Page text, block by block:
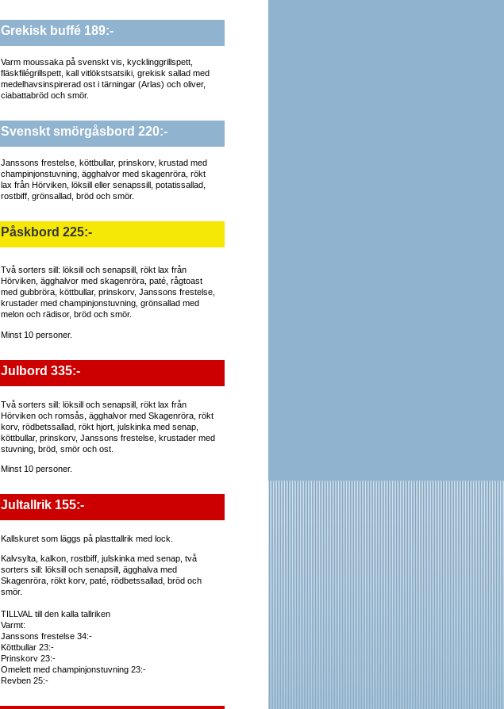
Grekisk buffé 189:-
Varm moussaka på svenskt vis, kycklinggrillspett,
fläskfilégrillspett, kall vitlökstsatsiki, grekisk sallad med
medelhavsinspirerad ost i tärningar (Arlas) och oliver,
ciabattabröd och smör.
Svenskt smörgåsbord 220:-
Janssons frestelse, köttbullar, prinskorv, krustad med
champinjonstuvning, ägghalvor med skagenröra, rökt
lax från Hörviken, löksill eller senapssill, potatissallad,
rostbiff, grönsallad, bröd och smör.
Påskbord 225:-
Två sorters sill: löksill och senapsill, rökt lax från
Hörviken, ägghalvor med skagenröra, paté, rågtoast
med gubbröra, köttbullar, prinskorv, Janssons frestelse,
krustader med champinjonstuvning, grönsallad med
melon och rädisor, bröd och smör.
Minst 10 personer.
Julbord 335:-
Två sorters sill: löksill och senapsill, rökt lax från
Hörviken och romsås, ägghalvor med Skagenröra, rökt
korv, rödbetssallad, rökt hjort, julskinka med senap,
köttbullar, prinskorv, Janssons frestelse, krustader med
stuvning, bröd, smör och ost.
Minst 10 personer.
Jultallrik 155:-
Kallskuret som läggs på plasttallrik med lock.
Kalvsylta, kalkon, rostbiff, julskinka med senap, två
sorters sill: löksill och senapsill, ägghalva med
Skagenröra, rökt korv, paté, rödbetssallad, bröd och
smör.
TILLVAL till den kalla tallriken
Varmt:
Janssons frestelse 34:-
Köttbullar 23:-
Prinskorv 23:-
Omelett med champinjonstuvning 23:-
Revben 25:-